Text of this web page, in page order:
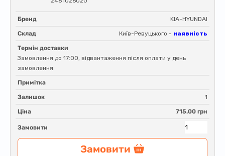
Бренд KIA-HYUNDAI
Склад Київ-Ревуцького - наявність
Термін доставки
Замовлення до 17:00, відвантаження після оплати у день
замовлення
Примітка
Залишок 1
Ціна 715.00 грн
Замовити
Замовити